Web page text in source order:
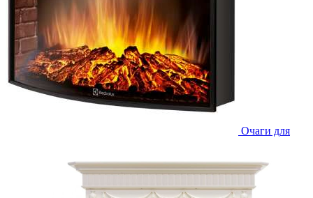
Очаги для